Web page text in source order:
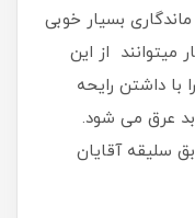
بسیار خوبی
میتوانند از این
با داشتن رایحه
بد عرق می شود.
سلیقه آقایان